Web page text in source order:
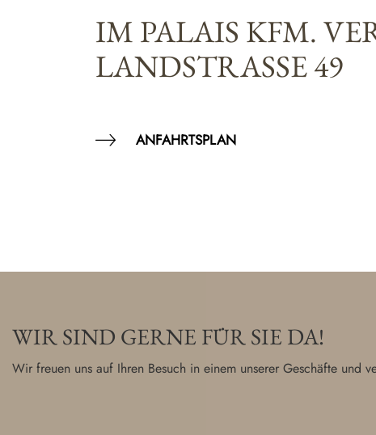
IM PALAIS KFM.
LANDSTRASSE 49
ANFAHRTSPLAN
WIR SIND GERNE FÜR SIE DA!
Wir freuen uns auf Ihren Besuch in einem unserer Geschäfte und